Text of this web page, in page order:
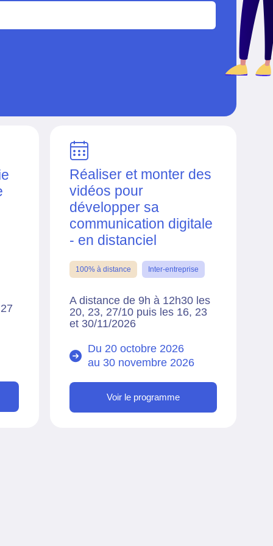
Réaliser et monter des
vidéos pour
développer sa
communication digitale
- en distanciel
100% à distance Inter-entreprise
A distance de 9h à 12h30 les
20, 23, 27/10 puis les 16, 23
et 30/11/2026
Du 20 octobre 2026
au 30 novembre 2026
Voir le programme